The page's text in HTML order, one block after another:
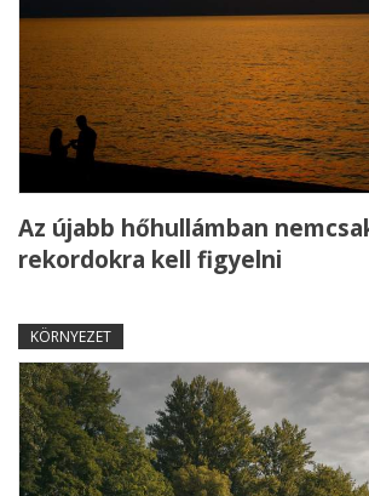
Az újabb hőhullámban
rekordokra kell figyelni
KÖRNYEZET